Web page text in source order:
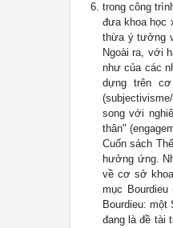
trong công
đưa khoa học
thừa ý tưởng
Ngoài ra, với
như của các
dựng trên
song với
thân"
Cuốn sách
hưởng ứng.
về cơ sở
mục
Bourdieu: một
đang là đề tài